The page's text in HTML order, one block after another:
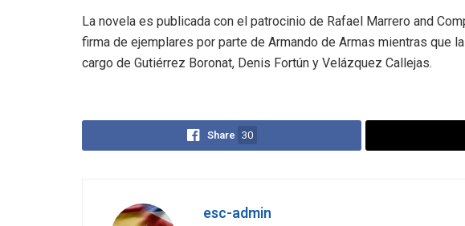
La novela es publicada con el patrocinio de Rafael Marrero and
firma de ejemplares por parte de Armando de Armas mientras que
cargo de Gutiérrez Boronat, Denis Fortún y Velázquez Callejas.
Share 30
esc-admin